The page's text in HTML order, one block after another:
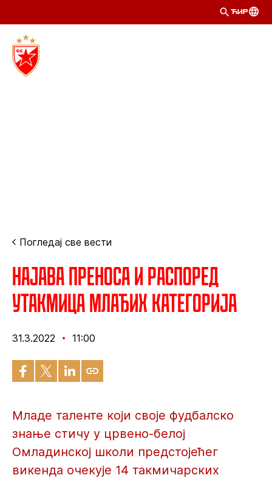
ЋИР
Погледај све вести
Најава преноса и распоред
утакмица млађих категорија
31.3.2022 11:00
Младе таленте који своје фудбалско
знање стичу у црвено-белој
Омладинској школи предстојећег
викенда очекује 14 такмичарских